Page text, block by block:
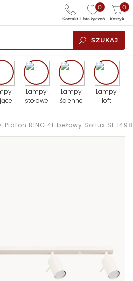
SZUKAJ
0
Lista życzeń
0
Koszyk
Kontakt
Lampy
stołowe
Lampy
ścienne
Lampy
loft
> Plafon RING 4L beżowy Sollux SL.1498